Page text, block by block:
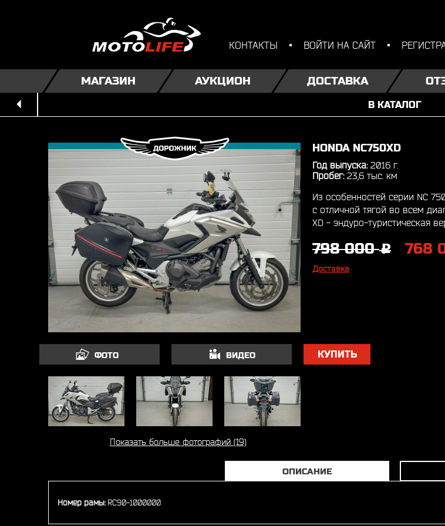
КОНТАКТЫ ВОЙТИ НА САЙТ
МАГАЗИН АУКЦИОН ДОСТАВКА
В КАТАЛОГ
HONDA NC750XD
Год выпуска:2016 г.
Пробег:23,6 тыс. км
Из особенностей серии NC
с отличной тягой во всем
XD - эндуро-туристическая
798 000j 768
Доставка
ФОТО ВИДЕО КУПИТЬ
Показать больше фотографий (19)
ОПИСАНИЕ
Номер рамы: RC90-1000000